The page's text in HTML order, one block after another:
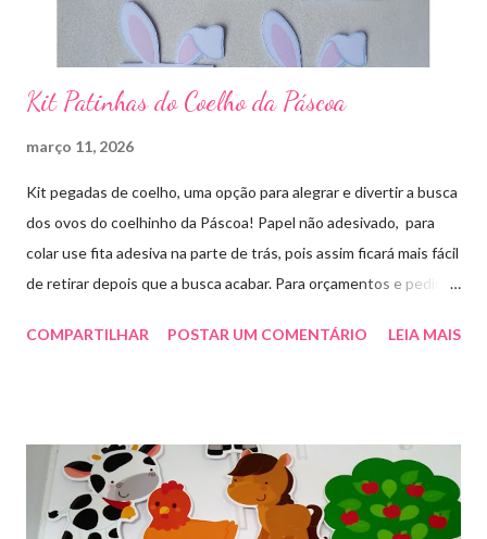
Kit Patinhas do Coelho da Páscoa
março 11, 2026
Kit pegadas de coelho, uma opção para alegrar e divertir a busca
dos ovos do coelhinho da Páscoa! Papel não adesivado, para
colar use fita adesiva na parte de trás, pois assim ficará mais fácil
de retirar depois que a busca acabar. Para orçamentos e pedidos
para baixar o arquivo que fiz para vocês! E peço que
COMPARTILHAR POSTAR UM COMENTÁRIO LEIA MAIS